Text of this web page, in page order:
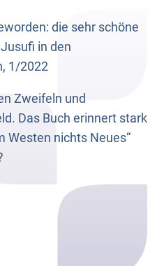
die sehr schöne
in den
1/2022
Zweifeln und
Das Buch erinnert stark
Westen nichts Neues“